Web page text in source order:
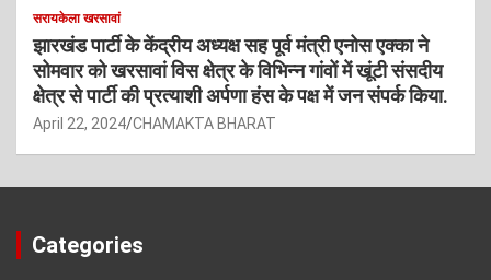
सरायकेला खरसावां
झारखंड पार्टी के केंद्रीय अध्यक्ष सह पूर्व मंत्री एनोस एक्का ने
सोमवार को खरसावां विस क्षेत्र के विभिन्न गांवों में खूंटी संसदीय
क्षेत्र से पार्टी की प्रत्याशी अर्पणा हंस के पक्ष में जन संपर्क किया.
April 22, 2024 CHAMAKTA BHARAT
Categories